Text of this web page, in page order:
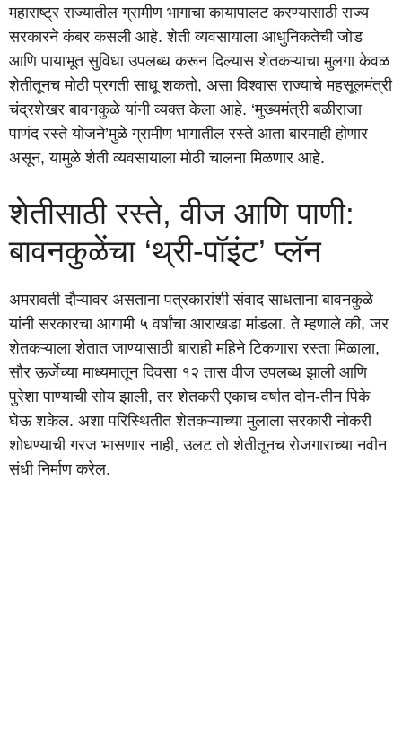
महाराष्ट्र राज्यातील ग्रामीण भागाचा कायापालट करण्यासाठी राज्य
सरकारने कंबर कसली आहे. शेती व्यवसायाला आधुनिकतेची जोड
आणि पायाभूत सुविधा उपलब्ध करून दिल्यास शेतकऱ्याचा मुलगा केवळ
शेतीतूनच मोठी प्रगती साधू शकतो, असा विश्वास राज्याचे महसूलमंत्री
चंद्रशेखर बावनकुळे यांनी व्यक्त केला आहे. ‘मुख्यमंत्री बळीराजा
पाणंद रस्ते योजने’मुळे ग्रामीण भागातील रस्ते आता बारमाही होणार
असून, यामुळे शेती व्यवसायाला मोठी चालना मिळणार आहे.
शेतीसाठी रस्ते, वीज आणि पाणी:
बावनकुळेंचा ‘थ्री-पॉइंट’ प्लॅन
अमरावती दौऱ्यावर असताना पत्रकारांशी संवाद साधताना बावनकुळे
यांनी सरकारचा आगामी ५ वर्षांचा आराखडा मांडला. ते म्हणाले की, जर
शेतकऱ्याला शेतात जाण्यासाठी बाराही महिने टिकणारा रस्ता मिळाला,
सौर ऊर्जेच्या माध्यमातून दिवसा १२ तास वीज उपलब्ध झाली आणि
पुरेशा पाण्याची सोय झाली, तर शेतकरी एकाच वर्षात दोन-तीन पिके
घेऊ शकेल. अशा परिस्थितीत शेतकऱ्याच्या मुलाला सरकारी नोकरी
शोधण्याची गरज भासणार नाही, उलट तो शेतीतूनच रोजगाराच्या नवीन
संधी निर्माण करेल.